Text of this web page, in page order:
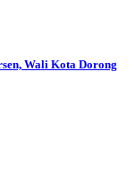
Wali Kota Dorong